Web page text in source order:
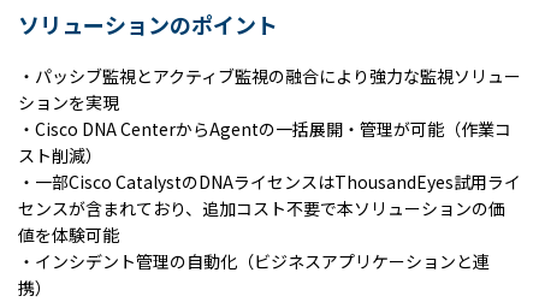
ソリューションのポイント
・パッシブ監視とアクティブ監視の融合により強力な監視ソリュー
ションを実現
・ Cisco DNA CenterからAgentの一括展開・管理が可能（作業コ
スト削減）
・一部Cisco CatalystのDNAライセンスはThousandEyes試用ライ
センスが含まれており、追加コスト不要で本ソリューションの価
値を体験可能
・インシデント管理の自動化（ビジネスアプリケーションと連
携）